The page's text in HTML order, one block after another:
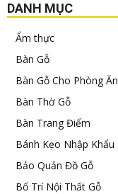
DANH MỤC
Ẩm thực
Bàn Gỗ
Bàn Gỗ Cho Phòng Ăn
Bàn Thờ Gỗ
Bàn Trang Điểm
Bánh Kẹo Nhập Khẩu
Bảo Quản Đồ Gỗ
Bố Trí Nội Thất Gỗ